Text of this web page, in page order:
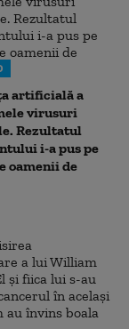
artificială a
virusuri
Rezultatul
i-a pus pe
oamenii de